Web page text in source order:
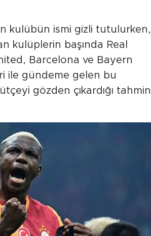
kulübün ismi gizli tutulurken,
kulüplerin başında Real
Barcelona ve Bayern
ile gündeme gelen bu
gözden çıkardığı tahmin